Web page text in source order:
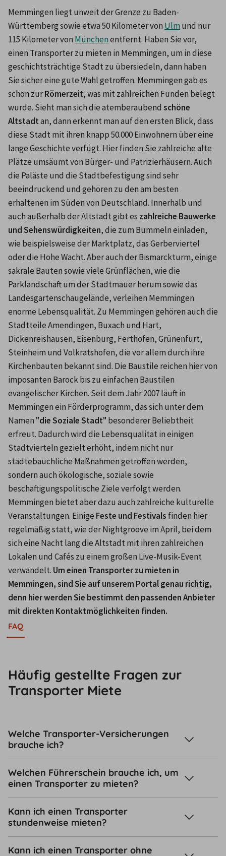
Memmingen liegt unweit der Grenze zu Baden-
Württemberg sowie etwa 50 Kilometer von Ulm und nur
115 Kilometer von München entfernt. Haben Sie vor,
einen Transporter zu mieten in Memmingen, um in diese
geschichtsträchtige Stadt zu übersiedeln, dann haben
Sie sicher eine gute Wahl getroffen. Memmingen gab es
schon zur Römerzeit, was mit zahlreichen Funden belegt
wurde. Sieht man sich die atemberaubend schöne
Altstadt an, dann erkennt man auf den ersten Blick, dass
diese Stadt mit ihren knapp 50.000 Einwohnern über eine
lange Geschichte verfügt. Hier finden Sie zahlreiche alte
Plätze umsäumt von Bürger- und Patrizierhäusern. Auch
die Paläste und die Stadtbefestigung sind sehr
beeindruckend und gehören zu den am besten
erhaltenen im Süden von Deutschland. Innerhalb und
auch außerhalb der Altstadt gibt es zahlreiche Bauwerke
und Sehenswürdigkeiten, die zum Bummeln einladen,
wie beispielsweise der Marktplatz, das Gerberviertel
oder die Hohe Wacht. Aber auch der Bismarckturm, einige
sakrale Bauten sowie viele Grünflächen, wie die
Parklandschaft um der Stadtmauer herum sowie das
Landesgartenschaugelände, verleihen Memmingen
enorme Lebensqualität. Zu Memmingen gehören auch die
Stadtteile Amendingen, Buxach und Hart,
Dickenreishausen, Eisenburg, Ferthofen, Grünenfurt,
Steinheim und Volkratshofen, die vor allem durch ihre
Kirchenbauten bekannt sind. Die Baustile reichen hier von
imposanten Barock bis zu einfachen Baustilen
evangelischer Kirchen. Seit dem Jahr 2007 läuft in
Memmingen ein Förderprogramm, das sich unter dem
Namen "die Soziale Stadt" besonderer Beliebtheit
erfreut. Dadurch wird die Lebensqualität in einigen
Stadtvierteln gezielt erhöht, indem nicht nur
städtebauchliche Maßnahmen getroffen werden,
sondern auch ökologische, soziale sowie
beschäftigungspolitische Ziele verfolgt werden.
Memmingen bietet aber dazu auch zahlreiche kulturelle
Veranstaltungen. Einige Feste und Festivals finden hier
regelmäßig statt, wie der Nightgroove im April, bei dem
sich eine Nacht lang die Altstadt mit ihren zahlreichen
Lokalen und Cafés zu einem großen Live-Musik-Event
verwandelt. Um einen Transporter zu mieten in
Memmingen, sind Sie auf unserem Portal genau richtig,
denn hier werden Sie bestimmt den passenden Anbieter
mit direkten Kontaktmöglichkeiten finden.
FAQ
Häufig gestellte Fragen zur
Transporter Miete
Welche Transporter-Versicherungen
brauche ich?
Welchen Führerschein brauche ich, um
einen Transporter zu mieten?
Kann ich einen Transporter
stundenweise mieten?
Kann ich einen Transporter ohne